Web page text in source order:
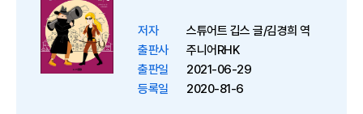
저자
스튜어트 깁스 글/김경희 역
출판사
주니어RHK
출판일
2021-06-29
등록일
2020-81-6